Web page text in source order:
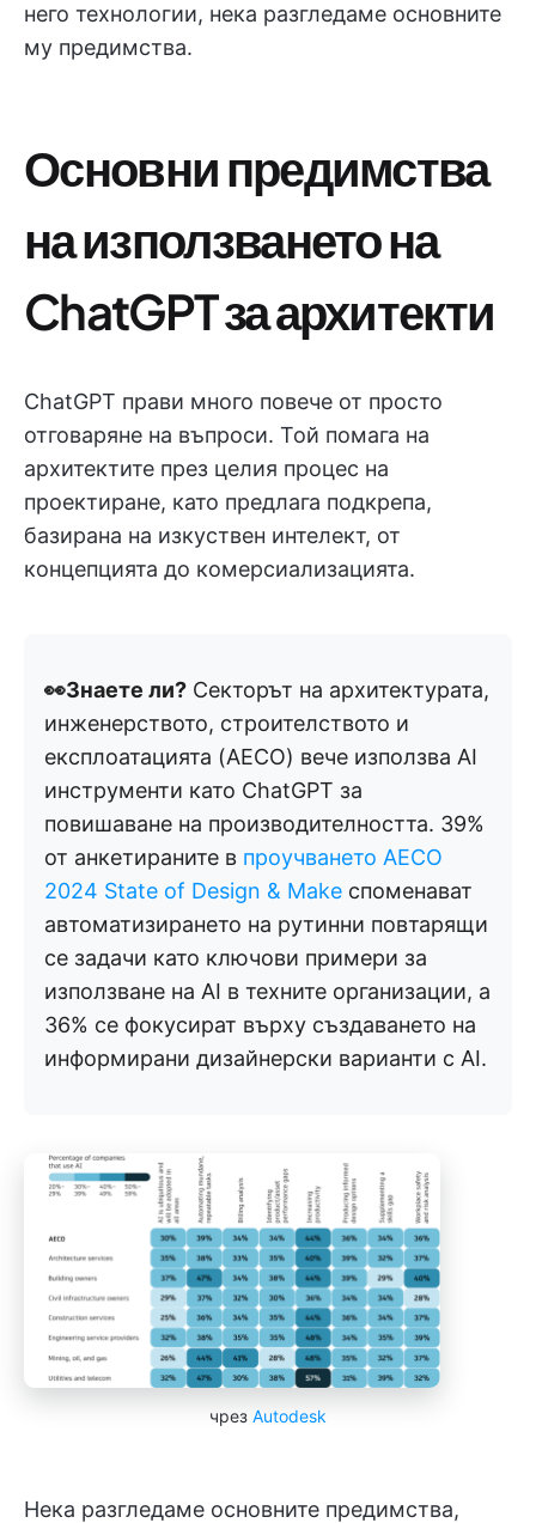
него технологии, нека разгледаме основните
му предимства.
Основни предимства
на използването на
ChatGPT за архитекти
ChatGPT прави много повече от просто
отговаряне на въпроси. Той помага на
архитектите през целия процес на
проектиране, като предлага подкрепа,
базирана на изкуствен интелект, от
концепцията до комерсиализацията.
👀Знаете ли? Секторът на архитектурата,
инженерството, строителството и
експлоатацията (AECO) вече използва AI
инструменти като ChatGPT за
повишаване на производителността. 39%
от анкетираните в проучването AECO
2024 State of Design & Make споменават
автоматизирането на рутинни повтарящи
се задачи като ключови примери за
използване на AI в техните организации, а
36% се фокусират върху създаването на
информирани дизайнерски варианти с AI.
чрез Autodesk
Нека разгледаме основните предимства,